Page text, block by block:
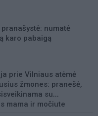
numatė
karo pabaigą
prie Vilniaus atėmė
žmones: pranešė,
su
mama ir močiute